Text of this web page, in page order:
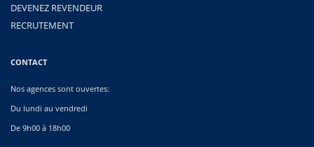
DEVENEZ REVENDEUR
RECRUTEMENT
CONTACT
Nos agences sont ouvertes:
Du lundi au vendredi
De 9h00 à 18h00